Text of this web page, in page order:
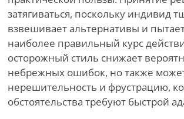
затягиваться, поскольку индивид
взвешивает альтернативы и
наиболее правильный курс
осторожный стиль снижает
небрежных ошибок, но также
нерешительность и фрустрацию,
обстоятельства требуют быстрой